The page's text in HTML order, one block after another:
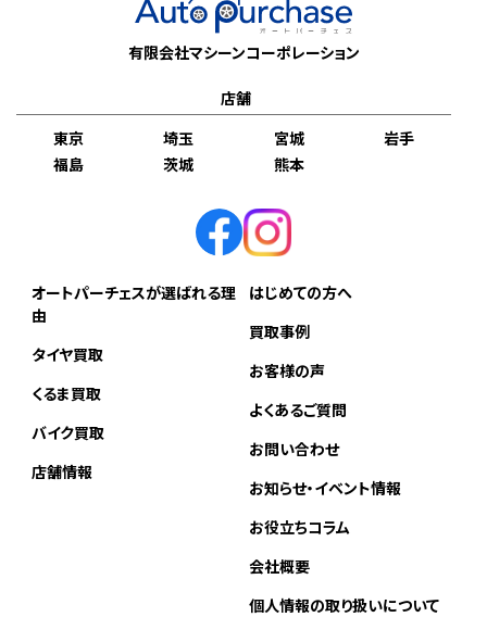
有限会社マシーンコーポレーション
店舗
東京
埼玉 宮城
岩手
福島
茨城 熊本
オートパーチェスが選ばれる理
由
タイヤ買取
くるま買取
バイク買取
店舗情報
はじめての方へ
買取事例
お客様の声
よくあるご質問
お問い合わせ
お知らせ・イベント情報
お役立ちコラム
会社概要
個人情報の取り扱いについて